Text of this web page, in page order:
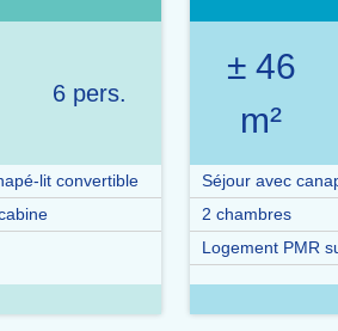
6 pers.
lit convertible
± 46
m²
Séjour avec
2 chambres
Logement PMR